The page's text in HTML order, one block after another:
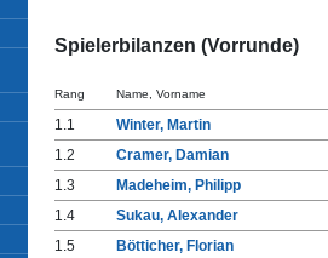
Spielerbilanzen (Vorrunde)
Rang Name, Vorname
1.1
Winter, Martin
1.2
Cramer, Damian
1.3
Madeheim, Philipp
1.4
Sukau, Alexander
1.5
Bötticher, Florian